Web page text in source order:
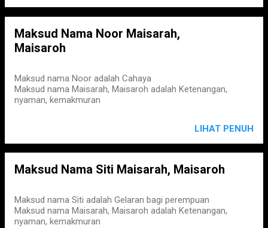
Maksud Nama Noor Maisarah,
Maisaroh
Maksud nama Noor adalah Cahaya
Maksud nama Maisarah, Maisaroh adalah Ketenangan,
nyaman, kemakmuran
LIHAT PENUH
Maksud Nama Siti Maisarah, Maisaroh
Maksud nama Siti adalah Gelaran bagi perempuan
Maksud nama Maisarah, Maisaroh adalah Ketenangan,
nyaman, kemakmuran